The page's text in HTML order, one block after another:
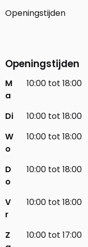
Openingstijden
Openingstijden
M
a
10:00 tot 18:00
Di
10:00 tot 18:00
W
o
10:00 tot 18:00
D
o
10:00 tot 18:00
V
r
10:00 tot 18:00
Z
10:00 tot 17:00